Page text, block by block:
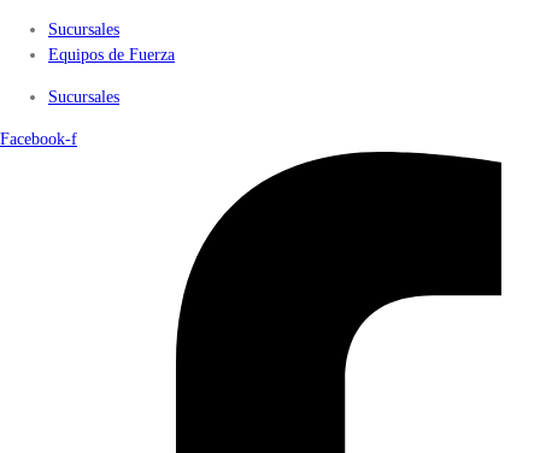
Sucursales
Equipos de Fuerza
Sucursales
Facebook-f